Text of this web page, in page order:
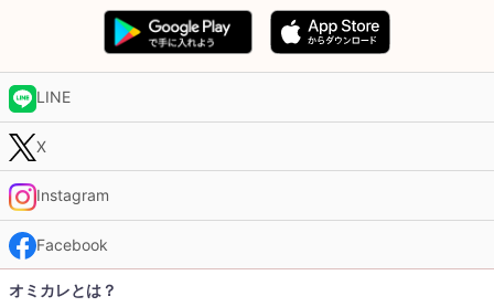
LINE
X
Instagram
Facebook
オミカレとは？